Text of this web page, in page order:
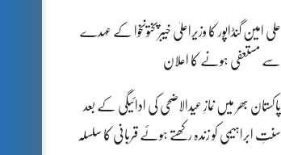
علی امین گنڈاپور کا وزیراعلیٰ خیبرپختونخوا کے عہدے
سے مستعفی ہونے کا اعلان
پاکستان بھر میں نمازِ عیدالاضحی کی ادائیگی کے بعد
سنتِ ابراہیمی کو زندہ رکھتے ہوئے قربانی کا سلسلہ